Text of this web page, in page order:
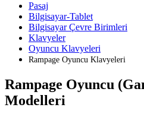
Pasaj
Bilgisayar-Tablet
Bilgisayar Çevre Birimleri
Klavyeler
Oyuncu Klavyeleri
Rampage Oyuncu Klavyeleri
Rampage Oyuncu
Modelleri